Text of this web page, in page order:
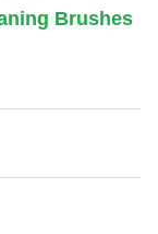
Brushes